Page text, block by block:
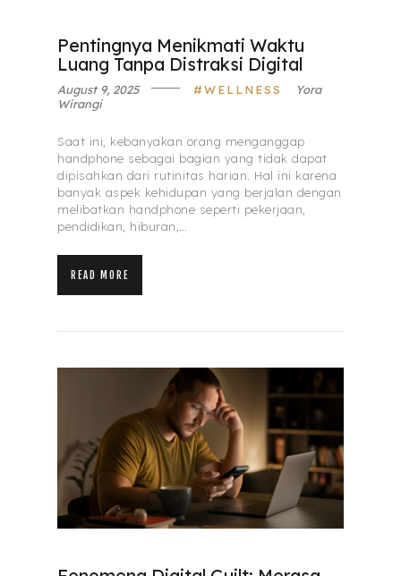
Pentingnya Menikmati Waktu
Luang Tanpa Distraksi Digital
August 9, 2025 WELLNESS
Yora
Wirangi
Saat ini, kebanyakan orang menganggap
handphone sebagai bagian yang tidak dapat
dipisahkan dari rutinitas harian. Hal ini karena
banyak aspek kehidupan yang berjalan dengan
melibatkan handphone seperti pekerjaan,
pendidikan, hiburan,…
READ MORE